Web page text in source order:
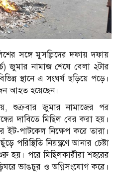
সঙ্গে মুসল্লিদের দফায় দফায়
জুমার নামাজ শেষে বেলা ২টার
স্থানে এ সংঘর্ষ ছড়িয়ে পড়ে।
আহত হয়েছেন।
শুক্রবার জুমার নামাজের পর
দাবিতে মিছিল বের করা হয়।
পাটকেল নিক্ষেপ করে তারা।
পরিস্থিতি নিয়ন্ত্রণে আনার চেষ্টা
হয়। পরে মিছিলকারীরা শহরের
ভাঙচুর ও অগ্নিসংযোগ করে।